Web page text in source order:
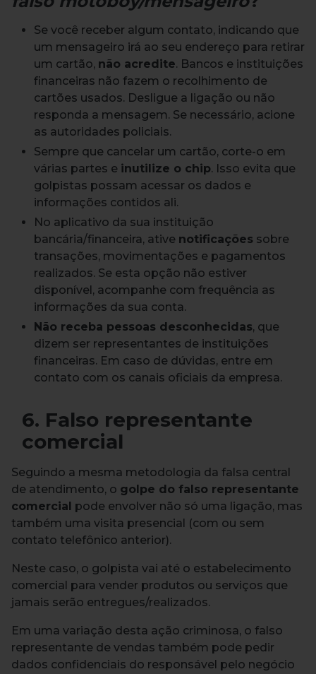
Se você receber algum contato, indicando que
um mensageiro irá ao seu endereço para retirar
um cartão, não acredite. Bancos e instituições
financeiras não fazem o recolhimento de
cartões usados. Desligue a ligação ou não
responda a mensagem. Se necessário, acione
as autoridades policiais.
Sempre que cancelar um cartão, corte-o em
várias partes e inutilize o chip. Isso evita que
golpistas possam acessar os dados e
informações contidos ali.
No aplicativo da sua instituição
bancária/financeira, ative notificações sobre
transações, movimentações e pagamentos
realizados. Se esta opção não estiver
disponível, acompanhe com frequência as
informações da sua conta.
Não receba pessoas desconhecidas, que
dizem ser representantes de instituições
financeiras. Em caso de dúvidas, entre em
contato com os canais oficiais da empresa.
6. Falso representante
comercial
Seguindo a mesma metodologia da falsa central
de atendimento, o golpe do falso representante
comercial pode envolver não só uma ligação, mas
também uma visita presencial (com ou sem
contato telefônico anterior).
Neste caso, o golpista vai até o estabelecimento
comercial para vender produtos ou serviços que
jamais serão entregues/realizados.
Em uma variação desta ação criminosa, o falso
representante de vendas também pode pedir
dados confidenciais do responsável pelo negócio